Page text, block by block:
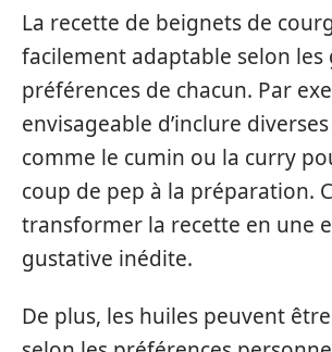
La recette de beignets de
facilement adaptable selon les
préférences de chacun. Par
envisageable d’inclure
comme le cumin ou la curry
coup de pep à la préparation.
transformer la recette en une
gustative inédite.
De plus, les huiles peuvent